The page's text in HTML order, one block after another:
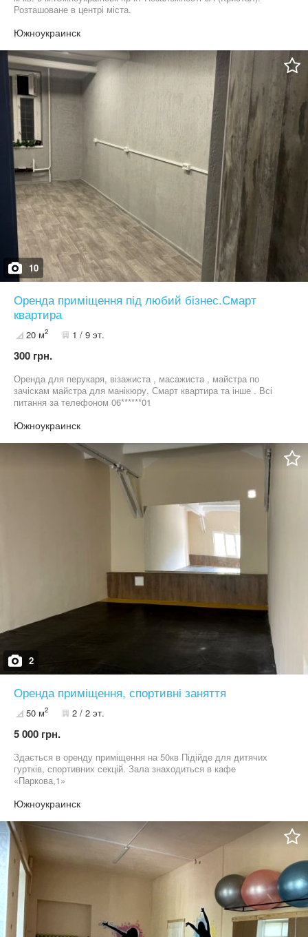
Розташоване в центрі міста.
Южноукраинск
10
Оренда приміщення під любий бізнес.Смарт
квартира
20 м2 1 / 9 эт.
300 грн.
Оренда для перукаря, візажиста , масажиста , майстра по
зачіскам майстра для манікюру, Смарт квартира та інше . Всі
питання за телефоном 06******01
Южноукраинск
2
Оренда приміщення, спортивні заняття
50 м2 2 / 2 эт.
5 000 грн.
Здається в оренду приміщення на 50кв Підійде для дитячих
гуртків, спортивних секцій. Зала знаходиться в кафе
«Паркова,1»
Южноукраинск